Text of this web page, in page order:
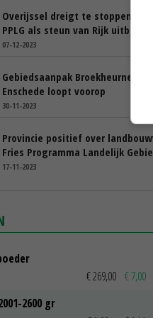
Overijssel dreigt te stoppen met
PPLG als steun van Rijk uitblijft
07-12-2023
Gebiedsaanpak Broekheurne bij
Enschede loopt voorop
30-11-2023
Provincie positief over
Fries Programma Landelijk
17-11-2023
€ 269,00 € 7,00
2600 gr